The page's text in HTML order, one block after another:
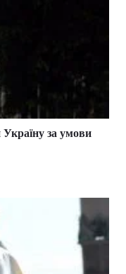
за умови